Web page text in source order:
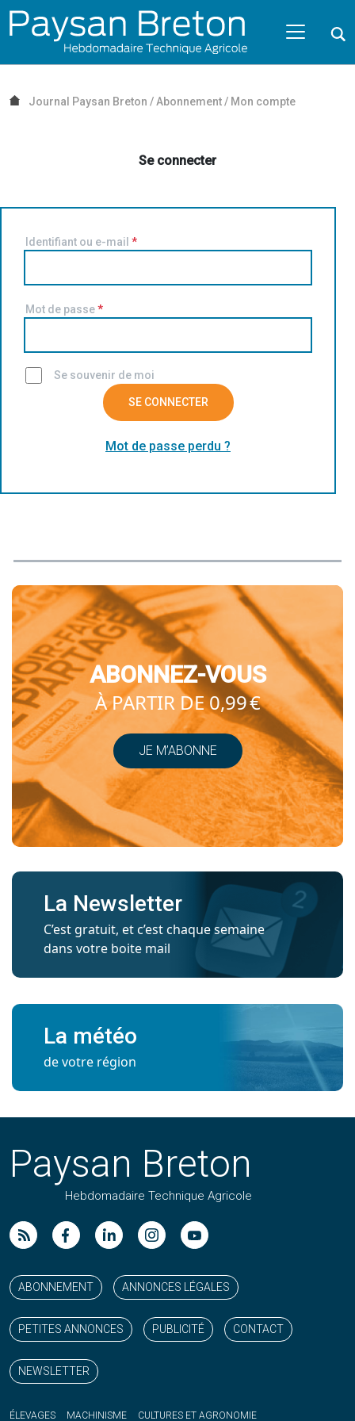
Passer au contenu
NAVIGATION MOBILE
NAVIGATION
PRINCIPALE
Journal Paysan Breton / Abonnement/ Mon compte
Se connecter
Identifiant ou e-mail *
Mot de passe*
Se souvenir de moi
SE CONNECTER
Mot de passe perdu ?
ABONNEZ-VOUS
À PARTIR DE 0,99 €
JE M’ABONNE
La Newsletter
C’est gratuit, et c’est chaque semaine
dans votre boite mail
La météo
de votre région
Paysan Breton
Hebdomadaire Technique Agricole
ABONNEMENT ANNONCES LÉGALES
PETITES ANNONCES PUBLICITÉ CONTACT
NEWSLETTER
ÉLEVAGES MACHINISME CULTURES ET AGRONOMIE